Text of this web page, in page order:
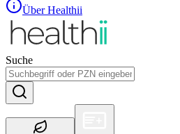
Über Healthii
Suche